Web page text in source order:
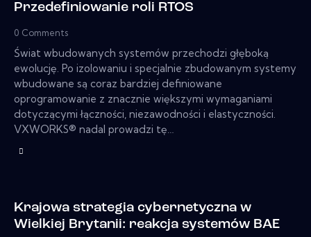
Przedefiniowanie roli RTOS
0 Comments
Świat wbudowanych systemów przechodzi głęboką
ewolucję. Po izolowaniu i specjalnie zbudowanym systemy
wbudowane są coraz bardziej definiowane
oprogramowanie z znacznie większymi wymaganiami
dotyczącymi łączności, niezawodności i elastyczności.
VXWORKS® nadal prowadzi tę…
Krajowa strategia cybernetyczna w
Wielkiej Brytanii: reakcja systemów BAE